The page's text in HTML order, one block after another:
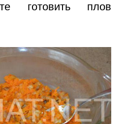
готовить плов